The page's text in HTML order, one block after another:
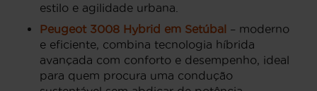
estilo e agilidade urbana.
Peugeot 3008 Hybrid em Setúbal – moderno
e eficiente, combina tecnologia híbrida
avançada com conforto e desempenho, ideal
para quem procura uma condução